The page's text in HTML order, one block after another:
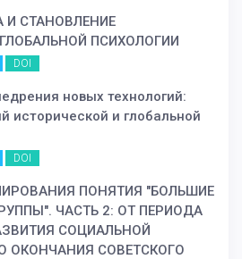
И СТАНОВЛЕНИЕ
ПСИХОЛОГИИ
DOI
новых технологий:
исторической и глобальной
DOI
ПОНЯТИЯ "БОЛЬШИЕ
ЧАСТЬ 2: ОТ ПЕРИОДА
СОЦИАЛЬНОЙ
ОКОНЧАНИЯ СОВЕТСКОГО